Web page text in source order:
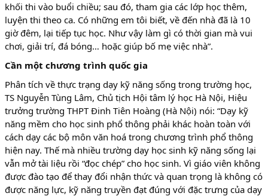
khối thi vào buổi chiều; sau đó, tham gia các lớp học thêm,
luyện thi theo ca. Có những em tôi biết, về đến nhà đã là 10
giờ đêm, lại tiếp tục học. Như vậy làm gì có thời gian mà vui
chơi, giải trí, đá bóng… hoặc giúp bố mẹ việc nhà”.
Cần một chương trình quốc gia
Phân tích về thực trạng dạy kỹ năng sống trong trường học,
TS Nguyễn Tùng Lâm, Chủ tịch Hội tâm lý học Hà Nội, Hiệu
trưởng trường THPT Đinh Tiên Hoàng (Hà Nội) nói: “Dạy kỹ
năng mềm cho học sinh phổ thông phải khác hoàn toàn với
cách dạy các bộ môn văn hoá trong chương trình phổ thông
hiện nay. Thế mà nhiều trường dạy học sinh kỹ năng sống lại
vẫn mở tài liệu rồi “đọc chép” cho học sinh. Vì giáo viên không
được đào tạo để thay đổi nhận thức và quan trọng là không có
được năng lực, kỹ năng truyền đạt đúng với đặc trưng của dạy